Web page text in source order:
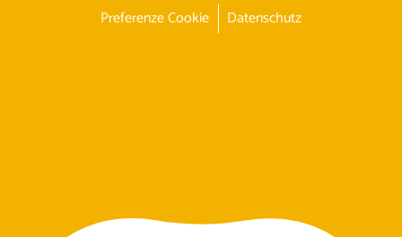
Preferenze Cookie
Datenschutz